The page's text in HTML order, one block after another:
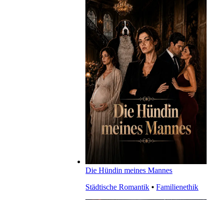
Die Hündin meines Mannes
Städtische Romantik ⦁Familienethik